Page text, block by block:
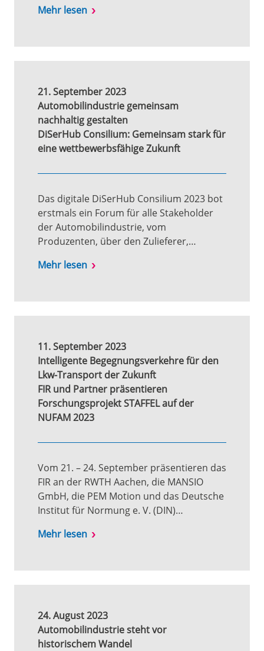
Mehr lesen
21. September 2023
Automobilindustrie gemeinsam
nachhaltig gestalten
DiSerHub Consilium: Gemeinsam stark für
eine wettbewerbsfähige Zukunft
Das digitale DiSerHub Consilium 2023 bot
erstmals ein Forum für alle Stakeholder
der Automobilindustrie, vom
Produzenten, über den Zulieferer,…
Mehr lesen
11. September 2023
Intelligente Begegnungsverkehre für den
Lkw-Transport der Zukunft
FIR und Partner präsentieren
Forschungsprojekt STAFFEL auf der
NUFAM 2023
Vom 21. – 24. September präsentieren das
FIR an der RWTH Aachen, die MANSIO
GmbH, die PEM Motion und das Deutsche
Institut für Normung e. V. (DIN)…
Mehr lesen
24. August 2023
Automobilindustrie steht vor
historischem Wandel